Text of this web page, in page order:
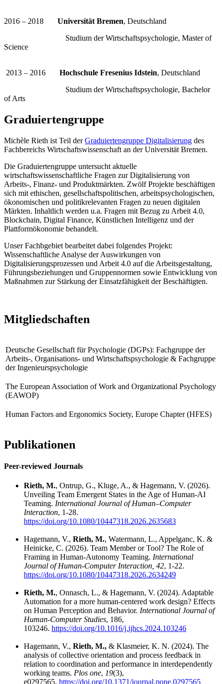
2016 – 2018 Universität Bremen, Deutschland
Studium der Wirtschaftspsychologie, Master of
Science
2013 – 2016 Hochschule Fresenius Idstein, Deutschland
Studium der Wirtschaftspsychologie, Bachelor
of Arts
Graduiertengruppe
Michèle Rieth ist Teil derGraduiertengruppe Digitalisierung des
Fachbereichs Wirtschaftswissenschaft an der Universität Bremen.
Die Graduiertengruppe untersucht aktuelle
wirtschaftswissenschaftliche Fragen zur Digitalisierung von
Arbeits-, Finanz- und Produktmärkten. Zwölf Projekte beschäftigen
sich mit ethischen, gesellschaftspolitischen, arbeitspsychologischen,
ökonomischen und politikrelevanten Fragen zu neuen digitalen
Märkten. Inhaltlich werden u.a. Fragen mit Bezug zu Arbeit 4.0,
Blockchain, Digital Finance, Künstlichen Intelligenz und der
Plattformökonomie behandelt.
Unser Fachbgebiet bearbeitet dabei folgendes Projekt:
Wissenschaftliche Analyse der Auswirkungen von
Digitalisierungsprozessen und Arbeit 4.0 auf die Arbeitsgestaltung,
Führungsbeziehungen und Gruppennormen sowie Entwicklung von
Maßnahmen zur Stärkung der Einsatzfähigkeit der Beschäftigten.
Mitgliedschaften
Deutsche Gesellschaft für Psychologie (DGPs): Fachgruppe der
Arbeits-, Organisations- und Wirtschaftspsychologie & Fachgruppe
der Ingenieurspsychologie
The European Association of Work and Organizational Psychology
(EAWOP)
Human Factors and Ergonomics Society, Europe Chapter (HFES)
Publikationen
Peer-reviewed Journals
Rieth, M., Ontrup, G., Kluge, A., & Hagemann, V. (2026).
Unveiling Team Emergent States in the Age of Human-AI
Teaming. International Journal of Human–Computer
Interaction, 1-28.
https://doi.org/10.1080/10447318.2026.2635683
Hagemann, V., Rieth, M., Watermann, L., Appelganc, K. &
Heinicke, C. (2026). Team Member or Tool? The Role of
Framing in Human-Autonomy Teaming. International
Journal of Human-Computer Interaction, 42, 1-22.
https://doi.org/10.1080/10447318.2026.2634249
Rieth, M., Onnasch, L., & Hagemann, V. (2024). Adaptable
Automation for a more human-centered work design? Effects
on Human Perception and Behavior. International Journal of
Human-Computer Studies, 186,
103246. https://doi.org/10.1016/j.ijhcs.2024.103246
Hagemann, V., Rieth, M., & Klasmeier, K. N. (2024). The
analysis of collective orientation and process feedback in
relation to coordination and performance in interdependently
working teams. Plos one, 19(3),
e0297565. https://doi.org/10.1371/journal.pone.0297565